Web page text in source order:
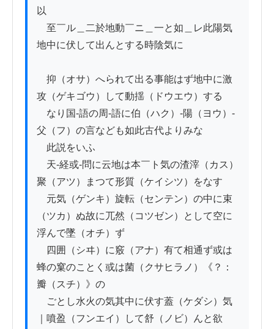
以
至￣ル＿二於地動￣ニ＿一と如＿レ此陽気
地中に伏して出んとする時陰気に
抑（オサ）へられて出る事能はず地中に激
攻（ゲキゴウ）して動揺（ドウエウ）する
なり国-語の周-語に伯（ハク）-陽（ヨウ）-
父（フ）の言なども如此古代よりみな
此説をいふ
天-経或-問に云地は本￣ト気の渣滓（カス）
聚（アツ）まつて形質（ケイシツ）をなす
元気（ゲンキ）旋転（センテン）の中に束
（ツカ）ぬ故に兀然（コツゼン）として空に
浮んで墜（オチ）ず
四囲（シヰ）に竅（アナ）有て相通ず或は
蜂の窠のことく或は菌（クサヒラノ）《？：
瓣（スチ）》の
ごとし水火の気其中に伏す蓋（ケダシ）気
｜噴盈（フンエイ）して舒（ノビ）んと欲